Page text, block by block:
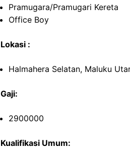
Pramugara/Pramugari Kereta
Office Boy
Lokasi :
Halmahera Selatan, Maluku
Gaji:
2900000
Kualifikasi Umum: